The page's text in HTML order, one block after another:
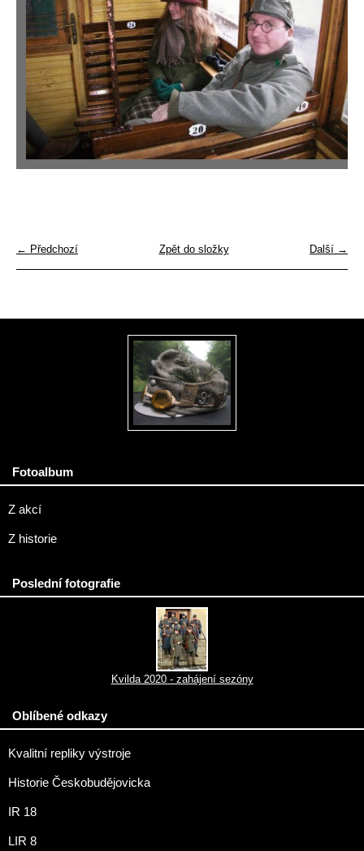
← Předchozí Další →
Zpět do složky
Fotoalbum
Z akcí
Z historie
Poslední fotografie
Kvilda 2020 - zahájení sezóny
Oblíbené odkazy
Kvalitní repliky výstroje
Historie Českobudějovicka
IR 18
LIR 8